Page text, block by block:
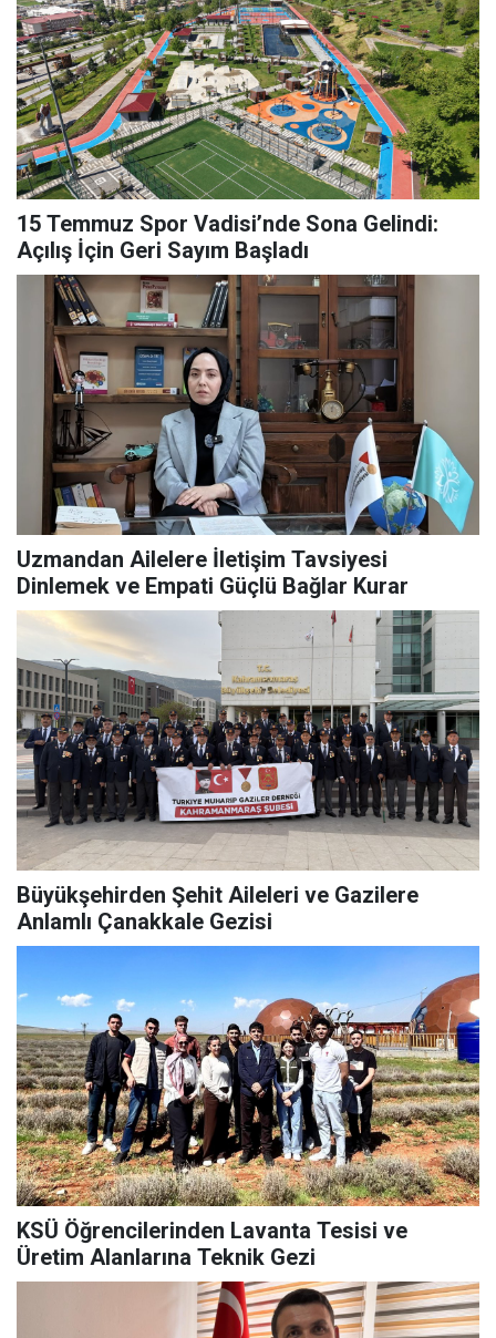
15 Temmuz Spor Vadisi’nde Sona Gelindi:
Açılış İçin Geri Sayım Başladı
Uzmandan Ailelere İletişim Tavsiyesi
Dinlemek ve Empati Güçlü Bağlar Kurar
Büyükşehirden Şehit Aileleri ve Gazilere
Anlamlı Çanakkale Gezisi
KSÜ Öğrencilerinden Lavanta Tesisi ve
Üretim Alanlarına Teknik Gezi